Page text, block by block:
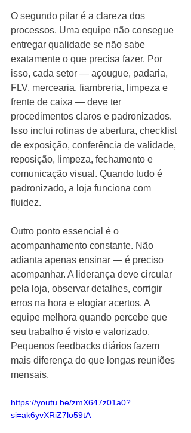
O segundo pilar é a clareza dos
processos. Uma equipe não consegue
entregar qualidade se não sabe
exatamente o que precisa fazer. Por
isso, cada setor — açougue, padaria,
FLV, mercearia, fiambreria, limpeza e
frente de caixa — deve ter
procedimentos claros e padronizados.
Isso inclui rotinas de abertura, checklist
de exposição, conferência de validade,
reposição, limpeza, fechamento e
comunicação visual. Quando tudo é
padronizado, a loja funciona com
fluidez.
Outro ponto essencial é o
acompanhamento constante. Não
adianta apenas ensinar — é preciso
acompanhar. A liderança deve circular
pela loja, observar detalhes, corrigir
erros na hora e elogiar acertos. A
equipe melhora quando percebe que
seu trabalho é visto e valorizado.
Pequenos feedbacks diários fazem
mais diferença do que longas reuniões
mensais.
https://youtu.be/zmX647z01a0?
si=ak6yvXRiZ7lo59tA